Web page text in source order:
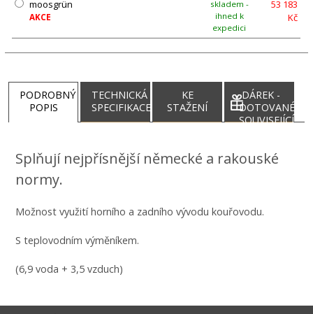
moosgrün
AKCE
skladem -
ihned k
expedici
53 183
Kč
PODROBNÝ
POPIS
TECHNICKÁ
SPECIFIKACE
KE
STAŽENÍ
DÁREK -
DOTOVANÉ
SOUVISEJÍCÍ
Splňují nejpřísnější německé a rakouské
normy.
Možnost využití horního a zadního vývodu kouřovodu.
S teplovodním výměníkem.
(6,9 voda + 3,5 vzduch)